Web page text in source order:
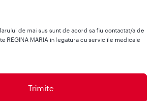
de mai sus sunt de acord sa fiu contactat/a de
REGINA MARIA in legatura cu serviciile medicale